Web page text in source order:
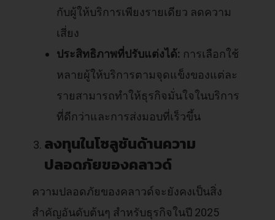
กับผู้ให้บริการเพียงรายเดียว ลดความ
เสี่ยง
ประสิทธิภาพที่ปรับแต่งได้: การเลือกใช้
หลายผู้ให้บริการตามจุดแข็งของแต่ละ
รายสามารถทำให้ธุรกิจมั่นใจในบริการ
ที่ดีกว่าและการส่งมอบที่เร็วขึ้น
ลงทุนในโซลูชันด้านความ
ปลอดภัยของคลาวด์
ความปลอดภัยของคลาวด์จะยังคงเป็นสิ่ง
สำคัญอันดับต้นๆ สำหรับธุรกิจในปี 2025